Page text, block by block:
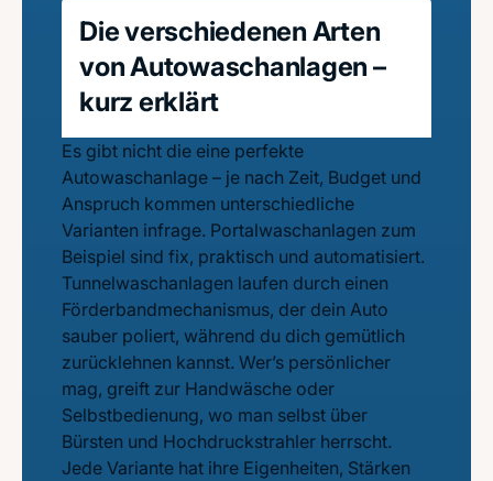
Die verschiedenen Arten
von Autowaschanlagen –
kurz erklärt
Es gibt nicht die eine perfekte
Autowaschanlage – je nach Zeit, Budget und
Anspruch kommen unterschiedliche
Varianten infrage. Portalwaschanlagen zum
Beispiel sind fix, praktisch und automatisiert.
Tunnelwaschanlagen laufen durch einen
Förderbandmechanismus, der dein Auto
sauber poliert, während du dich gemütlich
zurücklehnen kannst. Wer’s persönlicher
mag, greift zur Handwäsche oder
Selbstbedienung, wo man selbst über
Bürsten und Hochdruckstrahler herrscht.
Jede Variante hat ihre Eigenheiten, Stärken